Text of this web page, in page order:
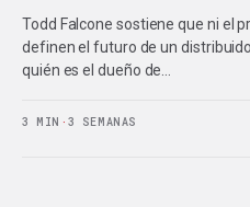
Todd Falcone sostiene que ni el
definen el futuro de un
quién es el dueño de…
3 MIN · 3 SEMANAS